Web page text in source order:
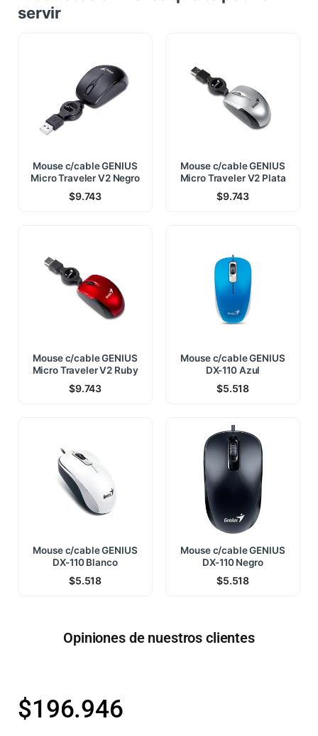
servir
Mouse c/cable GENIUS
Micro Traveler V2 Negro
$9.743
Mouse c/cable GENIUS
Micro Traveler V2 Plata
$9.743
Mouse c/cable GENIUS
Micro Traveler V2 Ruby
$9.743
Mouse c/cable GENIUS
DX-110 Azul
$5.518
Mouse c/cable GENIUS
DX-110 Blanco
$5.518
Mouse c/cable GENIUS
DX-110 Negro
$5.518
Opiniones de nuestros clientes
$196.946